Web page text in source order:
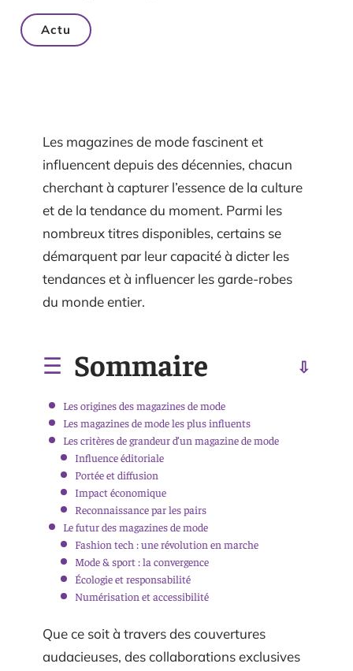
Actu
Les magazines de mode fascinent et
influencent depuis des décennies, chacun
cherchant à capturer l’essence de la culture
et de la tendance du moment. Parmi les
nombreux titres disponibles, certains se
démarquent par leur capacité à dicter les
tendances et à influencer les garde-robes
du monde entier.
Sommaire
Les origines des magazines de mode
Les magazines de mode les plus influents
Les critères de grandeur d’un magazine de mode
Influence éditoriale
Portée et diffusion
Impact économique
Reconnaissance par les pairs
Le futur des magazines de mode
Fashion tech : une révolution en marche
Mode & sport : la convergence
Écologie et responsabilité
Numérisation et accessibilité
Que ce soit à travers des couvertures
audacieuses, des collaborations exclusives